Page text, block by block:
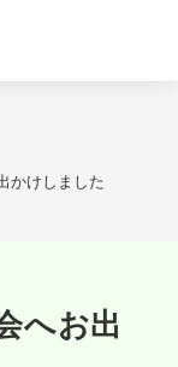
かけしました
へお出